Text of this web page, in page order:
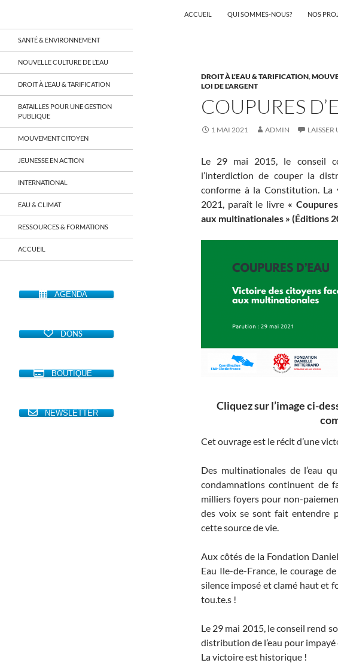
Aller
au
contenu
ACCUEIL QUI SOMMES-NOUS? NOS
DROIT À L'EAU & TARIFICATION,
LOI DE L'ARGENT
COUPURES
1 MAI 2021 ADMIN
Le 29 mai 2015, le conseil
l’interdiction de couper la
conforme à la Constitution.
2021, paraît le livre «
aux multinationales » (Éditions
Cliquez sur l’image ci-
Cet ouvrage est le récit d’une
Des multinationales de l’eau
condamnations continuent de
milliers foyers pour non-
des voix se sont fait entendre
cette source de vie.
Aux côtés de la Fondation
Eau Ile-de-France, le courage
silence imposé et clamé haut et
tou.te.s !
Le 29 mai 2015, le conseil rend
distribution de l’eau pour
La victoire est historique !
un réseau qui réunit citoyens et
associations autour de la ressource
territoire français, sur tous les
économique, juridique, de la santé,
culturel…
SANTÉ & ENVIRONNEMENT
NOUVELLE CULTURE DE L’EAU
DROIT À L’EAU & TARIFICATION
BATAILLES POUR UNE GESTION
PUBLIQUE
MOUVEMENT CITOYEN
JEUNESSE EN ACTION
INTERNATIONAL
EAU & CLIMAT
RESSOURCES & FORMATIONS
ACCUEIL
AGENDA
DONS
BOUTIQUE
NEWSLETTER